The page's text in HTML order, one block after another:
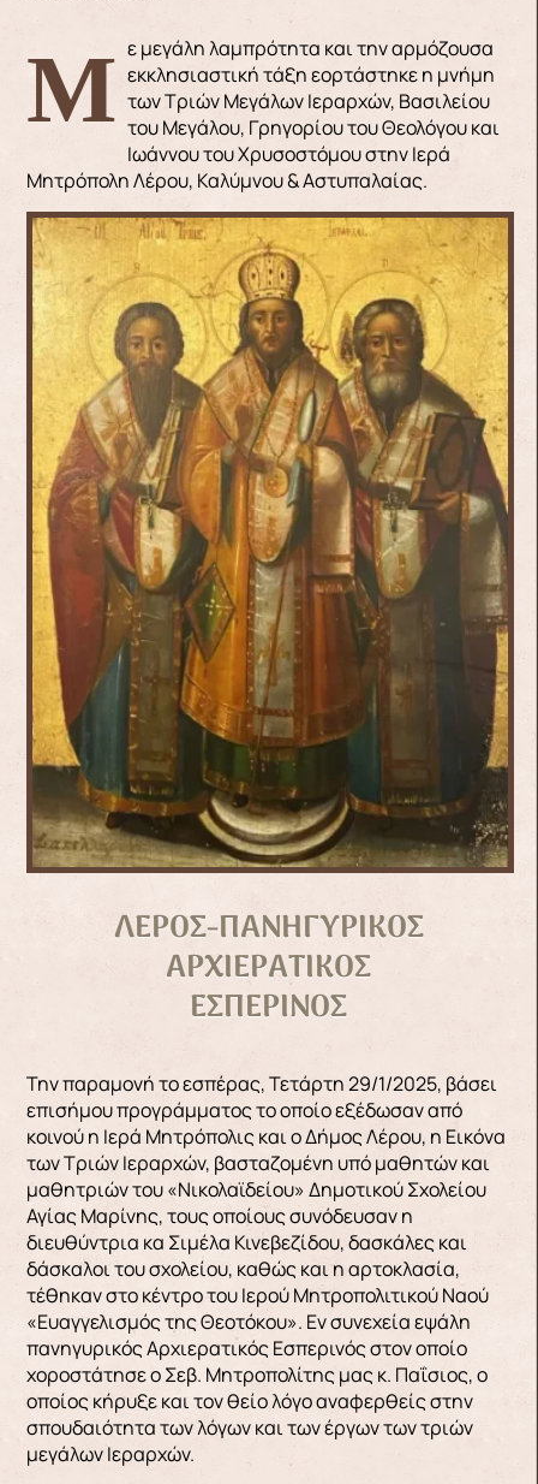
Με μεγάλη λαμπρότητα και την αρμόζουσα εκκλησιαστική τάξη εορτάστηκε η μνήμη
των Τριών Μεγάλων Ιεραρχών, Βασιλείου
του Μεγάλου, Γρηγορίου του Θεολόγου και
Ιωάννου του Χρυσοστόμου στην Ιερά
Μητρόπολη Λέρου, Καλύμνου & Αστυπαλαίας.
ΛΕΡΟΣ-ΠΑΝΗΓΥΡΙΚΟΣ
ΑΡΧΙΕΡΑΤΙΚΟΣ
ΕΣΠΕΡΙΝΟΣ
Την παραμονή το εσπέρας, Τετάρτη 29/1/2025, βάσει
επισήμου προγράμματος το οποίο εξέδωσαν από
κοινού η Ιερά Μητρόπολις και ο Δήμος Λέρου, η Εικόνα
των Τριών Ιεραρχών, βασταζομένη υπό μαθητών και
μαθητριών του «Νικολαϊδείου» Δημοτικού Σχολείου
Αγίας Μαρίνης, τους οποίους συνόδευσαν η
διευθύντρια κα Σιμέλα Κινεβεζίδου, δασκάλες και
δάσκαλοι του σχολείου, καθώς και η αρτοκλασία,
τέθηκαν στο κέντρο του Ιερού Μητροπολιτικού Ναού
«Ευαγγελισμός της Θεοτόκου». Εν συνεχεία εψάλη
πανηγυρικός Αρχιερατικός Εσπερινός στον οποίο
χοροστάτησε ο Σεβ. Μητροπολίτης μας κ. Παΐσιος, ο
οποίος κήρυξε και τον θείο λόγο αναφερθείς στην
σπουδαιότητα των λόγων και των έργων των τριών
μεγάλων Ιεραρχών.